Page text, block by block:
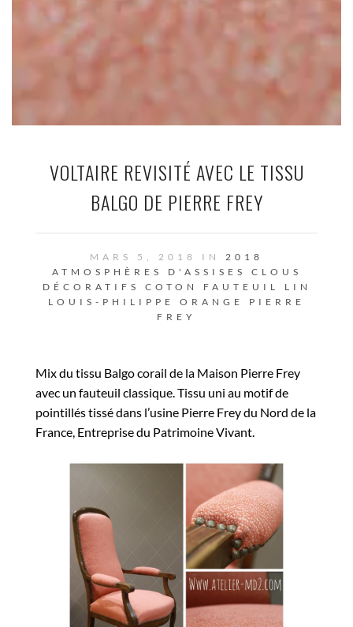
VOLTAIRE REVISITÉ AVEC LE TISSU
BALGO DE PIERRE FREY
MARS 5, 2018 IN 2018
ATMOSPHÈRES D'ASSISES
CLOUS
DÉCORATIFS
COTON FAUTEUIL
LIN
LOUIS-PHILIPPE
ORANGE
PIERRE
FREY
Mix du tissu Balgo corail de la Maison Pierre Frey
avec un fauteuil classique. Tissu uni au motif de
pointillés tissé dans l’usine Pierre Frey du Nord de la
France, Entreprise du Patrimoine Vivant.